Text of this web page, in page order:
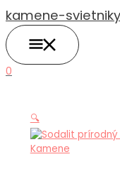
na
obsah
kamene-
0
🔍
Kamene
Sodalit
kameň
40-